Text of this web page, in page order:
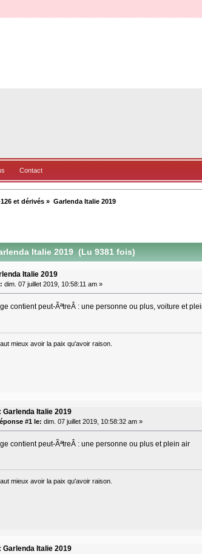
Contact
et dérivés » Garlenda Italie 2019
Italie 2019 (Lu 9381 fois)
Italie 2019
dim. 07 juillet 2019, 10:58:11 am »
mieux avoir la paix qu'avoir raison.
Garlenda Italie 2019
#1 le: dim. 07 juillet 2019, 10:58:32 am »
mieux avoir la paix qu'avoir raison.
Garlenda Italie 2019